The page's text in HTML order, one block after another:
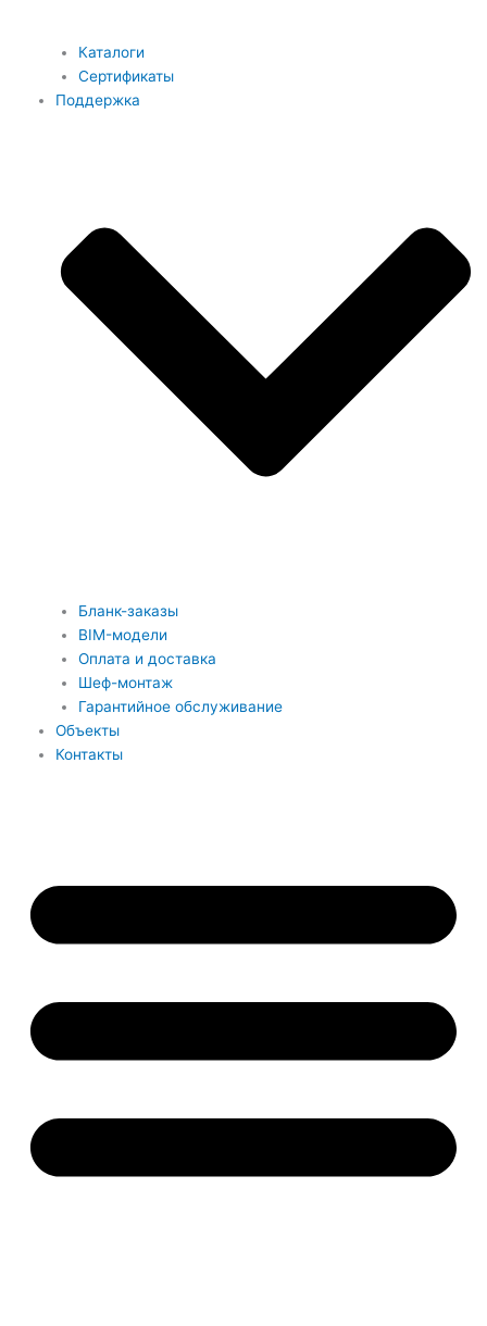
Каталоги
Сертификаты
Поддержка
Бланк-заказы
BIM-модели
Оплата и доставка
Шеф-монтаж
Гарантийное обслуживание
Объекты
Контакты